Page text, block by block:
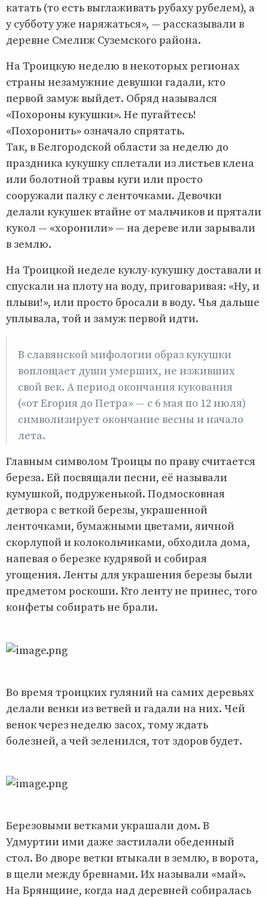
катать (то есть выглаживать рубаху рубелем), а
у субботу уже наряжаться», — рассказывали в
деревне Смелиж Суземского района.
На Троицкую неделю в некоторых регионах
страны незамужние девушки гадали, кто
первой замуж выйдет. Обряд назывался
«Похороны кукушки». Не пугайтесь!
«Похоронить» означало спрятать.
Так, в Белгородской области за неделю до
праздника кукушку сплетали из листьев клена
или болотной травы куги или просто
сооружали палку с ленточками. Девочки
делали кукушек втайне от мальчиков и прятали
кукол — «хоронили» — на дереве или зарывали
в землю.
На Троицкой неделе куклу-кукушку доставали и
спускали на плоту на воду, приговаривая: «Ну, и
плыви!», или просто бросали в воду. Чья дальше
уплывала, той и замуж первой идти.
В славянской мифологии образ кукушки
воплощает души умерших, не изживших
свой век. А период окончания кукования
(«от Егория до Петра» — с 6 мая по 12 июля)
символизирует окончание весны и начало
лета.
Главным символом Троицы по праву считается
береза. Ей посвящали песни, её называли
кумушкой, подруженькой. Подмосковная
детвора с веткой березы, украшенной
ленточками, бумажными цветами, яичной
скорлупой и колокольчиками, обходила дома,
напевая о березке кудрявой и собирая
угощения. Ленты для украшения березы были
предметом роскоши. Кто ленту не принес, того
конфеты собирать не брали.
Во время троицких гуляний на самих деревьях
делали венки из ветвей и гадали на них. Чей
венок через неделю засох, тому ждать
болезней, а чей зеленился, тот здоров будет.
Березовыми ветками украшали дом. В
Удмуртии ими даже застилали обеденный
стол. Во дворе ветки втыкали в землю, в ворота,
в щели между бревнами. Их называли «май».
На Брянщине, когда над деревней собиралась